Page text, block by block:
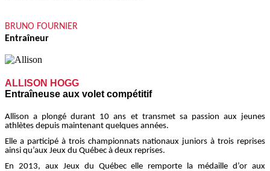
BRUNO FOURNIER
Entraîneur
ALLISON HOGG
Entraîneuse aux volet compétitif
Allison a plongé durant 10 ans et transmet sa passion aux jeunes
athlètes depuis maintenant quelques années.
Elle a participé à trois championnats nationaux juniors à trois reprises
ainsi qu’aux Jeux du Québec à deux reprises.
En 2013, aux Jeux du Québec elle remporte la médaille d’or aux